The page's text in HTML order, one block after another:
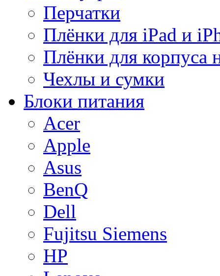
Перчатки
Плёнки для iPad и
Плёнки для корпуса
Чехлы и сумки
Блоки питания
Acer
Apple
Asus
BenQ
Dell
Fujitsu Siemens
HP